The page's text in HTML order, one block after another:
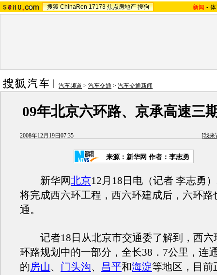
搜狐 ChinaRen 17173 焦点房地产 搜狗 新闻 -
汽车频道 > 汽车交通 > 汽车交通新闻
09年北京六环路、京承高速三
2008年12月19日07:35 [我来
来源：新华网 作者：李志勇
新华网北京12月18日电（记者 李志勇
将完成西六环工程，西六环建成后，六环路
通。
记者18日从北京市交通委了解到，西六
环路规划中的一部分，全长38．7公里，连
的房山、 门头沟、 昌平和海淀等地区，目前